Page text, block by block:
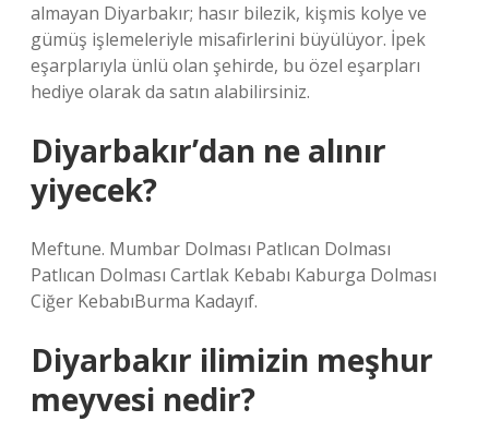
almayan Diyarbakır; hasır bilezik, kişmis kolye ve
gümüş işlemeleriyle misafirlerini büyülüyor. İpek
eşarplarıyla ünlü olan şehirde, bu özel eşarpları
hediye olarak da satın alabilirsiniz.
Diyarbakır’dan ne alınır
yiyecek?
Meftune. Mumbar Dolması Patlıcan Dolması
Patlıcan Dolması Cartlak Kebabı Kaburga Dolması
Ciğer KebabıBurma Kadayıf.
Diyarbakır ilimizin meşhur
meyvesi nedir?